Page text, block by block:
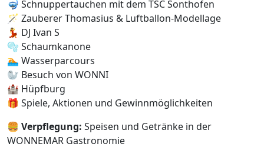
🤿 Schnuppertauchen mit dem TSC Sonthofen
🪄 Zauberer Thomasius & Luftballon-Modellage
💃 DJ Ivan S
🫧 Schaumkanone
🏊 Wasserparcours
🦭 Besuch von WONNI
🏰 Hüpfburg
🎁 Spiele, Aktionen und Gewinnmöglichkeiten
🍔 Verpflegung: Speisen und Getränke in der
WONNEMAR Gastronomie